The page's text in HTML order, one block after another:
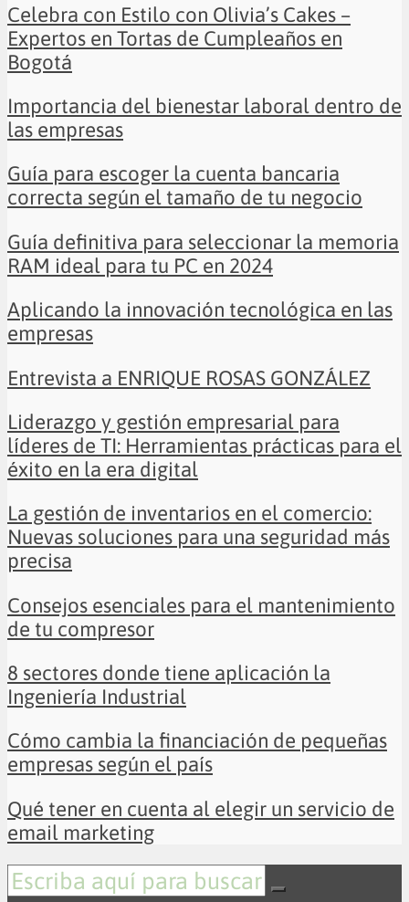
Celebra con Estilo con Olivia’s Cakes –
Expertos en Tortas de Cumpleaños en
Bogotá
Importancia del bienestar laboral dentro de
las empresas
Guía para escoger la cuenta bancaria
correcta según el tamaño de tu negocio
Guía definitiva para seleccionar la memoria
RAM ideal para tu PC en 2024
Aplicando la innovación tecnológica en las
empresas
Entrevista a ENRIQUE ROSAS GONZÁLEZ
Liderazgo y gestión empresarial para
líderes de TI: Herramientas prácticas para el
éxito en la era digital
La gestión de inventarios en el comercio:
Nuevas soluciones para una seguridad más
precisa
Consejos esenciales para el mantenimiento
de tu compresor
8 sectores donde tiene aplicación la
Ingeniería Industrial
Cómo cambia la financiación de pequeñas
empresas según el país
Qué tener en cuenta al elegir un servicio de
email marketing